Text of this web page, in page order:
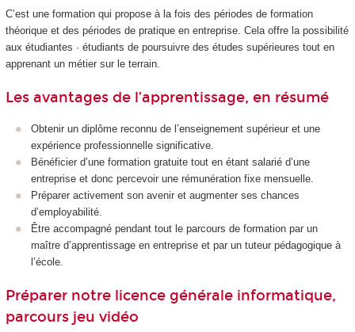
C’est une formation qui propose à la fois des périodes de formation
théorique et des périodes de pratique en entreprise. Cela offre la possibilité
aux étudiantes · étudiants de poursuivre des études supérieures tout en
apprenant un métier sur le terrain.
Les avantages de l’apprentissage, en résumé
Obtenir un diplôme reconnu de l’enseignement supérieur et une
expérience professionnelle significative.
Bénéficier d’une formation gratuite tout en étant salarié d’une
entreprise et donc percevoir une rémunération fixe mensuelle.
Préparer activement son avenir et augmenter ses chances
d’employabilité.
Être accompagné pendant tout le parcours de formation par un
maître d’apprentissage en entreprise et par un tuteur pédagogique à
l’école.
Préparer notre licence générale informatique,
parcours jeu vidéo